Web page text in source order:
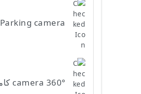
Parking camera - كاميرا خلفية
camera 360° كاميرا